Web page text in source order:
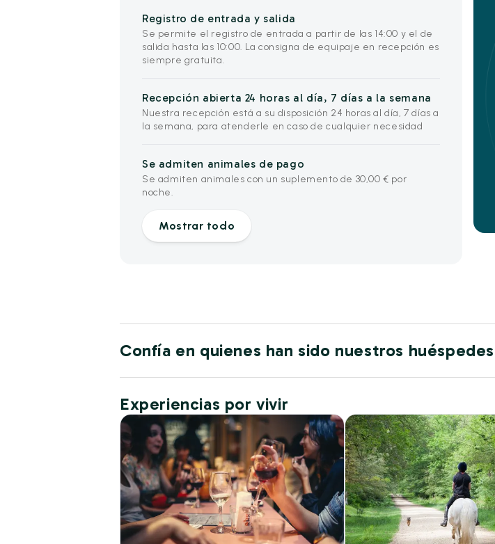
Registro de entrada y salida
Se permite el registro de entrada a partir de las 14:00 y el de
salida hasta las 10:00. La consigna de equipaje en recepción es
siempre gratuita.
Recepción abierta 24 horas al día, 7 días a la semana
Nuestra recepción está a su disposición 24 horas al día, 7 días a
la semana, para atenderle en caso de cualquier necesidad
Se admiten animales de pago
Se admiten animales con un suplemento de 30,00 € por
noche.
Mostrar todo
Confía en quienes han sido nuestros huéspedes
Experiencias por vivir